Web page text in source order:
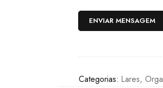
Categorias: Lares,